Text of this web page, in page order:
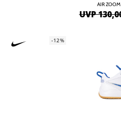
AIR
UVP
-12%